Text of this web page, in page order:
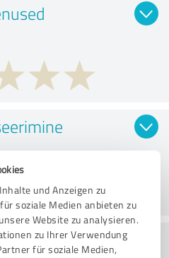
und Anzeigen zu
soziale Medien anbieten zu
Website zu analysieren.
zu Ihrer Verwendung
für soziale Medien,